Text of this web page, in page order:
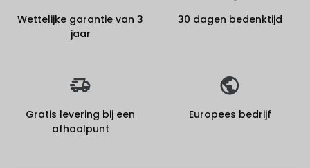
Wettelijke garantie van 3
jaar
30 dagen bedenktijd
Gratis levering bij een
afhaalpunt
Europees bedrijf